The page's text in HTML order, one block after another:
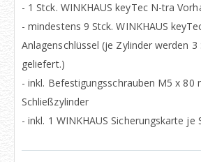
- 1 Stck. WINKHAUS keyTec N-tra
- mindestens 9 Stck. WINKHAUS
Anlagenschlüssel (je Zylinder werden 3
geliefert.)
- inkl. Befestigungsschrauben M5 x 80
Schließzylinder
- inkl. 1 WINKHAUS Sicherungskarte je